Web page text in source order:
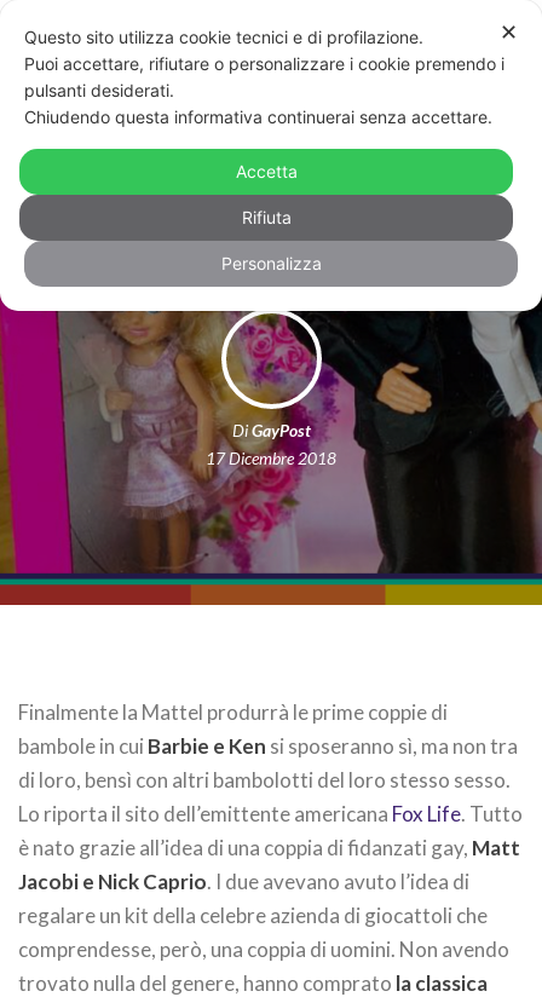
Mattel gay-friendly: arrivano Barbie
e Ken in versione arcobaleno
DiGayPost
17 Dicembre 2018
Finalmente la Mattel produrrà le prime coppie di
bambole in cui Barbie e Ken si sposeranno sì, ma non tra
di loro, bensì con altri bambolotti del loro stesso sesso.
Lo riporta il sito dell’emittente americana Fox Life. Tutto
è nato grazie all’idea di una coppia di fidanzati gay, Matt
Jacobi e Nick Caprio. I due avevano avuto l’idea di
regalare un kit della celebre azienda di giocattoli che
comprendesse, però, una coppia di uomini. Non avendo
trovato nulla del genere, hanno comprato la classica
✕
Questo sito utilizza cookie tecnici e di profilazione.
Puoi accettare, rifiutare o personalizzare i cookie premendo i
pulsanti desiderati.
Chiudendo questa informativa continuerai senza accettare.
Accetta
Rifiuta
Personalizza